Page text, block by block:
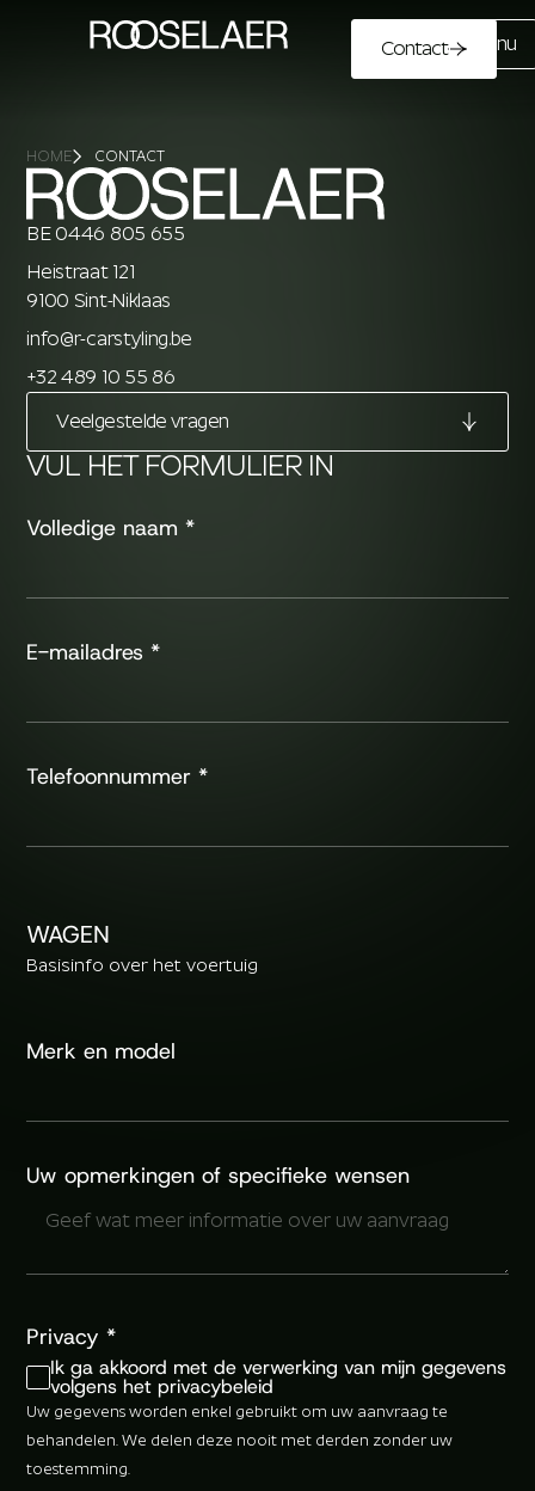
Contact Menu
HOME CONTACT
BE 0446 805 655
Heistraat 121
9100 Sint-Niklaas
info@r-carstyling.be
+32 489 10 55 86
Veelgestelde vragen
VUL HET FORMULIER IN
Volledige naam*
E-mailadres*
Telefoonnummer*
WAGEN
Basisinfo over het voertuig
Merk en model
Uw opmerkingen of specifieke wensen
Privacy*
Ik ga akkoord met de verwerking van mijn gegevens
volgens het privacybeleid
Uw gegevens worden enkel gebruikt om uw aanvraag te
behandelen. We delen deze nooit met derden zonder uw
toestemming.